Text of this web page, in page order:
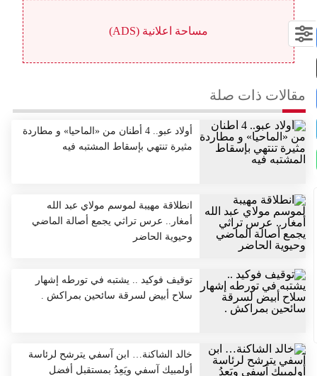
مساحة اعلانية (ADS)
مقالات ذات صلة
أولاد عبو.. 4 أطنان من «الماحيا» و مطاردة
مثيرة تنتهي بإسقاط المشتبه فيه
انطلاقة مهيبة لموسم مولاي عبد الله
أمغار.. عرس تراثي يجمع أصالة الماضي
وحيوية الحاضر
توقيف فوكيد .. يشتبه في تورطه إشهار
سلاح أبيض لسرقة سائحين بمراكش .
خالد الشاكنة… ابن آسفي يترشح لرئاسة
أولمبيك آسفي ويَعِدُ بمستقبل أفضل